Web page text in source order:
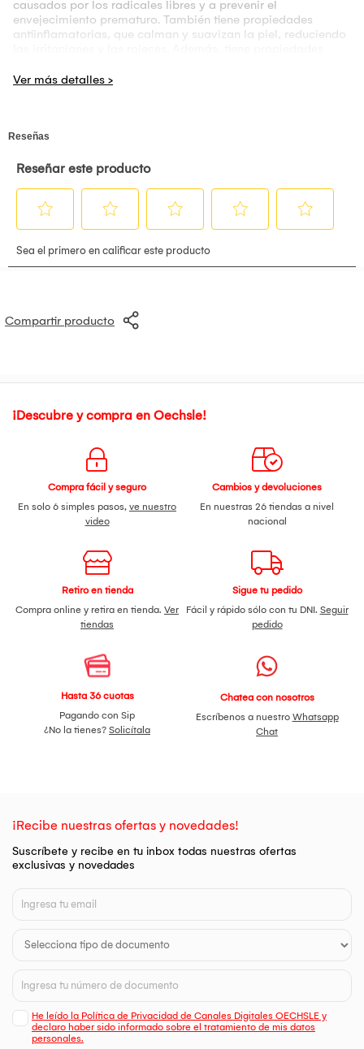
causados por los radicales libres y a prevenir el
envejecimiento prematuro. También tiene propiedades
antiinflamatorias, que calman y suavizan la piel, reduciendo
pigmento que causa las manchas y el oscurecimiento de la
iluminadora 5 piezas:
Mask
La mascarilla facial de vitamina C y niacinamida Dr. Rashel
nutre la piel y ayuda a retenerla. Le da a la piel un brillo
instantáneo, dejándola suave, radiante y fresca al eliminar
de manchas de edad e imperfecciones para un tono de piel
brillante y uniforme.
Compartir producto
¡Descubre y compra en Oechsle!
Compra fácil y seguro
En solo 6 simples pasos, ve nuestro
video
Cambios y devoluciones
En nuestras 26 tiendas a nivel
nacional
Retiro en tienda
Compra online y retira en tienda. Ver
tiendas
Sigue tu pedido
Fácil y rápido sólo con tu DNI. Seguir
pedido
Hasta 36 cuotas
Pagando con Sip
¿No la tienes? Solicítala
Chatea con nosotros
Escríbenos a nuestro Whatsapp
Chat
¡Recibe nuestras ofertas y novedades!
Suscríbete y recibe en tu inbox todas nuestras ofertas
exclusivas y novedades
He leído la Política de Privacidad de Canales Digitales OECHSLE y
declaro haber sido informado sobre el tratamiento de mis datos
personales.